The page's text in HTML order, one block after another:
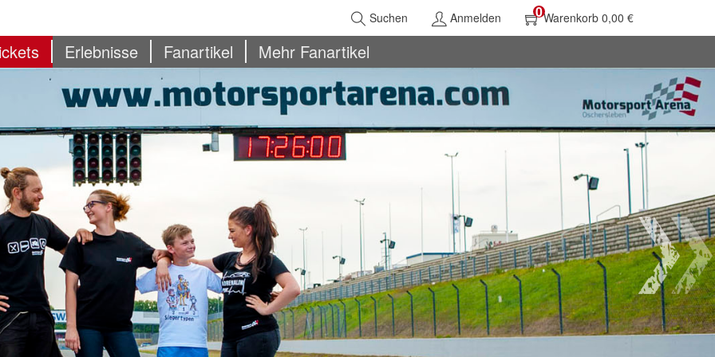
0Warenkorb 0,00 €
Anmelden
Suchen
Erlebnisse Fanartikel Mehr Fanartikel